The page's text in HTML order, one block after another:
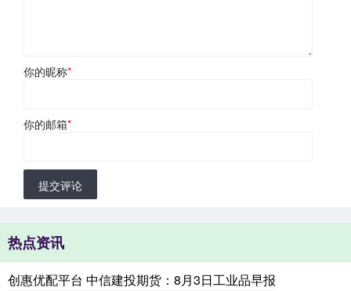
你的昵称*
你的邮箱*
提交评论
热点资讯
创惠优配平台 中信建投期货：8月3日工业品早报